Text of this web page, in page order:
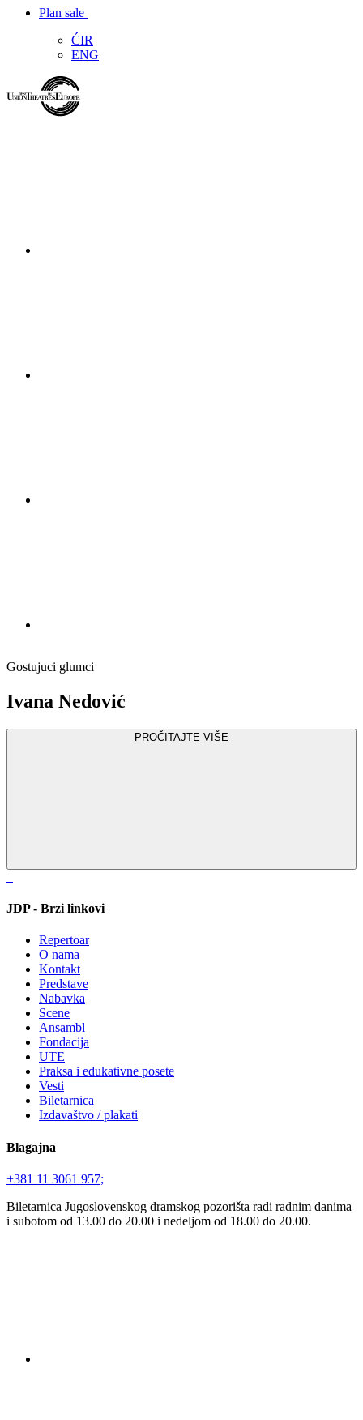
Plan sale
ĆIR
ENG
Gostujuci glumci
Ivana Nеdović
PROČITAJTE VIŠE
JDP - Brzi linkovi
Repertoar
O nama
Kontakt
Predstave
Nabavka
Scene
Ansambl
Fondacija
UTE
Praksa i edukativne posete
Vesti
Biletarnica
Izdavaštvo / plakati
Blagajna
+381 11 3061 957;
Biletarnica Jugoslovenskog dramskog pozorišta radi radnim danima
i subotom od 13.00 do 20.00 i nedeljom od 18.00 do 20.00.